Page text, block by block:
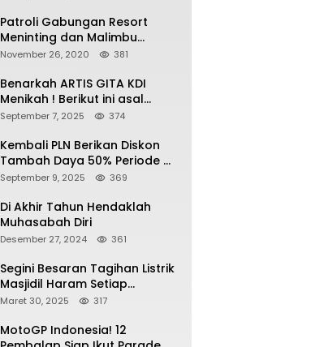
Patroli Gabungan Resort
Meninting dan Malimbu
Bersama TNI – POLRI
November 26, 2020 381
Benarkah ARTIS GITA KDI
Menikah ! Berikut ini asal
calon suaminya dan intip
September 7, 2025 374
Kembali PLN Berikan Diskon
Tambah Daya 50% Periode 4-
17 September, Cek
September 9, 2025 369
Di Akhir Tahun Hendaklah
Muhasabah Diri
Desember 27, 2024 361
Segini Besaran Tagihan Listrik
Masjidil Haram Setiap
Bulannya
Maret 30, 2025 317
MotoGP Indonesia! 12